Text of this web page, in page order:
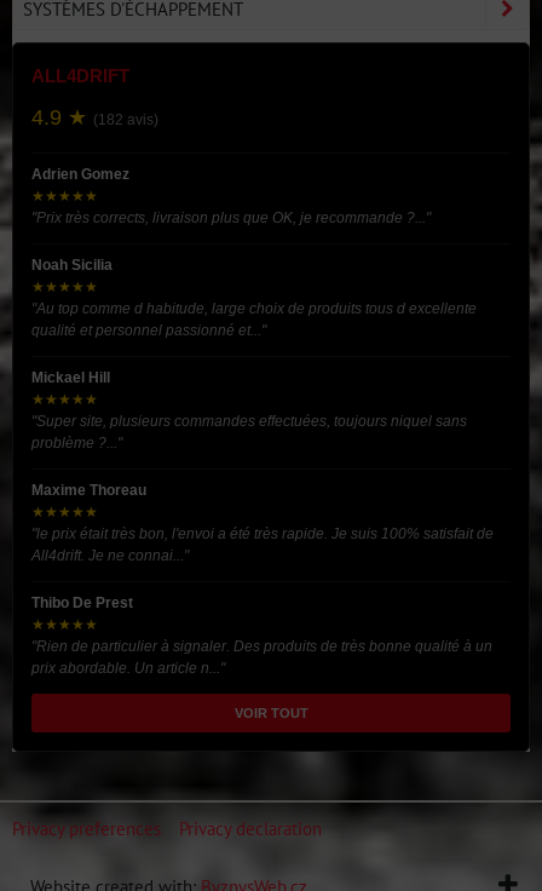
SYSTÈMES D'ÉCHAPPEMENT
ALL4DRIFT
4.9 ★ (182 avis)
Adrien Gomez
★★★★★
"Prix très corrects, livraison plus que OK, je recommande ?..."
Noah Sicilia
★★★★★
"Au top comme d habitude, large choix de produits tous d excellente
qualité et personnel passionné et..."
Mickael Hill
★★★★★
"Super site, plusieurs commandes effectuées, toujours niquel sans
problème ?..."
Maxime Thoreau
★★★★★
"le prix était très bon, l'envoi a été très rapide. Je suis 100% satisfait de
All4drift. Je ne connai..."
Thibo De Prest
★★★★★
"Rien de particulier à signaler. Des produits de très bonne qualité à un
prix abordable. Un article n..."
VOIR TOUT
Privacy preferences Privacy declaration
Website created with: ByznysWeb.cz